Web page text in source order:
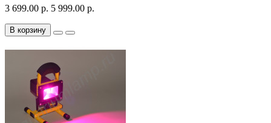
3 699.00 р. 5 999.00 р.
В корзину